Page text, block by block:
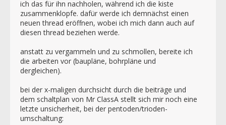
ich das für ihn nachholen, während ich die kiste
zusammenklopfe. dafür werde ich demnächst einen
neuen thread eröffnen, wobei ich mich dann auch auf
diesen thread beziehen werde.
anstatt zu vergammeln und zu schmollen, bereite ich
die arbeiten vor (baupläne, bohrpläne und
dergleichen).
bei der x-maligen durchsicht durch die beiträge und
dem schaltplan von Mr ClassA stellt sich mir noch eine
letzte unsicherheit, bei der pentoden/trioden-
umschaltung: